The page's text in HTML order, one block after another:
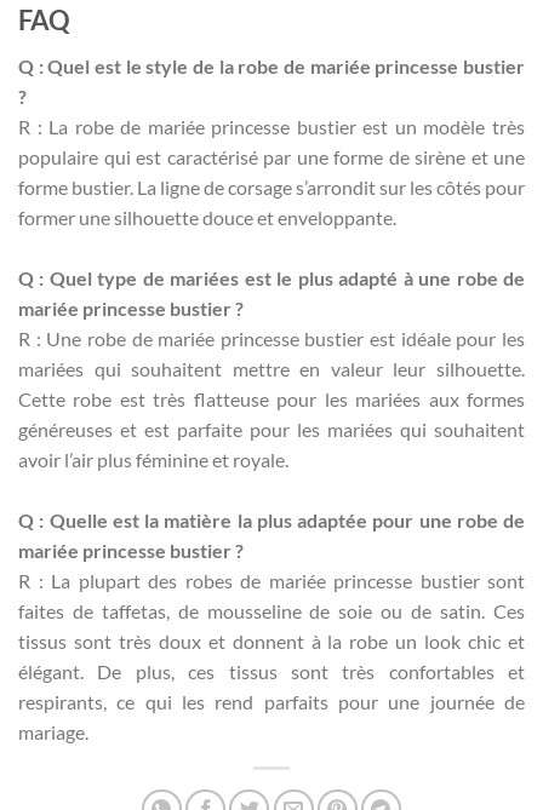
FAQ
Q : Quel est le style de la robe de mariée princesse bustier
?
R : La robe de mariée princesse bustier est un modèle très
populaire qui est caractérisé par une forme de sirène et une
forme bustier. La ligne de corsage s’arrondit sur les côtés pour
former une silhouette douce et enveloppante.
Q : Quel type de mariées est le plus adapté à une robe de
mariée princesse bustier ?
R : Une robe de mariée princesse bustier est idéale pour les
mariées qui souhaitent mettre en valeur leur silhouette.
Cette robe est très flatteuse pour les mariées aux formes
généreuses et est parfaite pour les mariées qui souhaitent
avoir l’air plus féminine et royale.
Q : Quelle est la matière la plus adaptée pour une robe de
mariée princesse bustier ?
R : La plupart des robes de mariée princesse bustier sont
faites de taffetas, de mousseline de soie ou de satin. Ces
tissus sont très doux et donnent à la robe un look chic et
élégant. De plus, ces tissus sont très confortables et
respirants, ce qui les rend parfaits pour une journée de
mariage.